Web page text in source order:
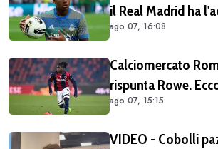
il Real Madrid ha
prestito di Endrick
ago 07, 16:08
Calciomercato
rispunta Rowe.
Bologna
ago 07, 15:15
VIDEO - Cobolli